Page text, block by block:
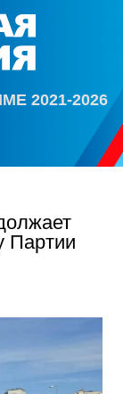
2021-2026
Партии